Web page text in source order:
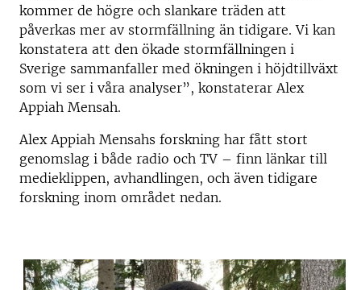
kommer de högre och slankare träden att
påverkas mer av stormfällning än tidigare. Vi kan
konstatera att den ökade stormfällningen i
Sverige sammanfaller med ökningen i höjdtillväxt
som vi ser i våra analyser”, konstaterar Alex
Appiah Mensah.
Alex Appiah Mensahs forskning har fått stort
genomslag i både radio och TV – finn länkar till
medieklippen, avhandlingen, och även tidigare
forskning inom området nedan.